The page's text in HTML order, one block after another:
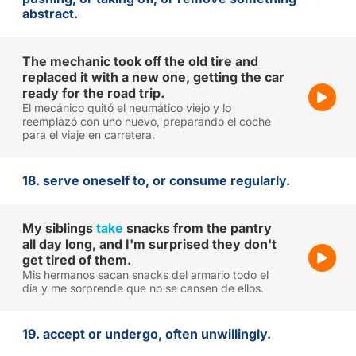
abstract.
The mechanic took off the old tire and
replaced it with a new one, getting the car
ready for the road trip.
El mecánico quitó el neumático viejo y lo
reemplazó con uno nuevo, preparando el coche
para el viaje en carretera.
18. serve oneself to, or consume regularly.
My siblings take snacks from the pantry
all day long, and I'm surprised they don't
get tired of them.
Mis hermanos sacan snacks del armario todo el
día y me sorprende que no se cansen de ellos.
19. accept or undergo, often unwillingly.